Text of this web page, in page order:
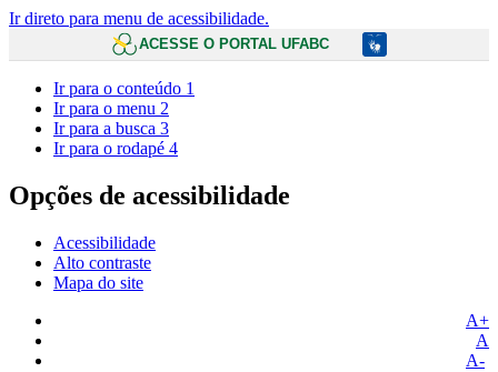
Ir direto para menu de acessibilidade.
ACESSE O PORTAL UFABC
Ir para o conteúdo 1
Ir para o menu 2
Ir para a busca 3
Ir para o rodapé 4
Opções de acessibilidade
Acessibilidade
Alto contraste
Mapa do site
A+
A
A-